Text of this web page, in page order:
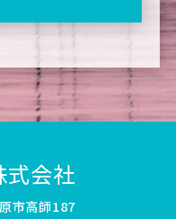
式会社
市高師187